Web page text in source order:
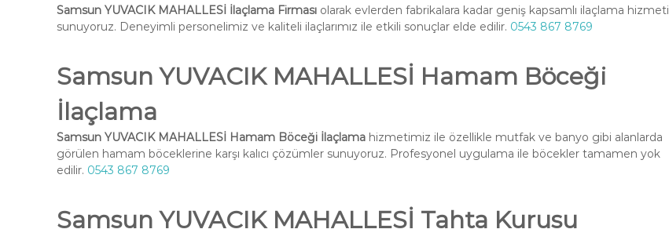
Samsun YUVACIK MAHALLESİ İlaçlama Firması olarak evlerden fabrikalara kadar geniş kapsamlı ilaçlama hizmeti
sunuyoruz. Deneyimli personelimiz ve kaliteli ilaçlarımız ile etkili sonuçlar elde edilir. 0543 867 8769
Samsun YUVACIK MAHALLESİ Hamam Böceği
İlaçlama
Samsun YUVACIK MAHALLESİ Hamam Böceği İlaçlama hizmetimiz ile özellikle mutfak ve banyo gibi alanlarda
görülen hamam böceklerine karşı kalıcı çözümler sunuyoruz. Profesyonel uygulama ile böcekler tamamen yok
edilir. 0543 867 8769
Samsun YUVACIK MAHALLESİ Tahta Kurusu